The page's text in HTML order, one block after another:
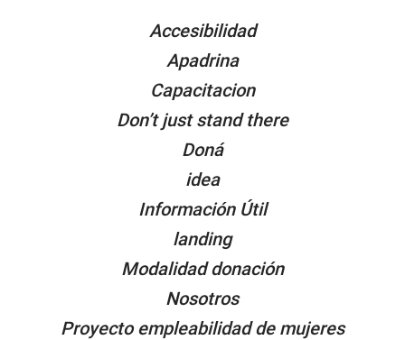
Accesibilidad
Apadrina
Capacitacion
Don’t just stand there
Doná
idea
Información Útil
landing
Modalidad donación
Nosotros
Proyecto empleabilidad de mujeres